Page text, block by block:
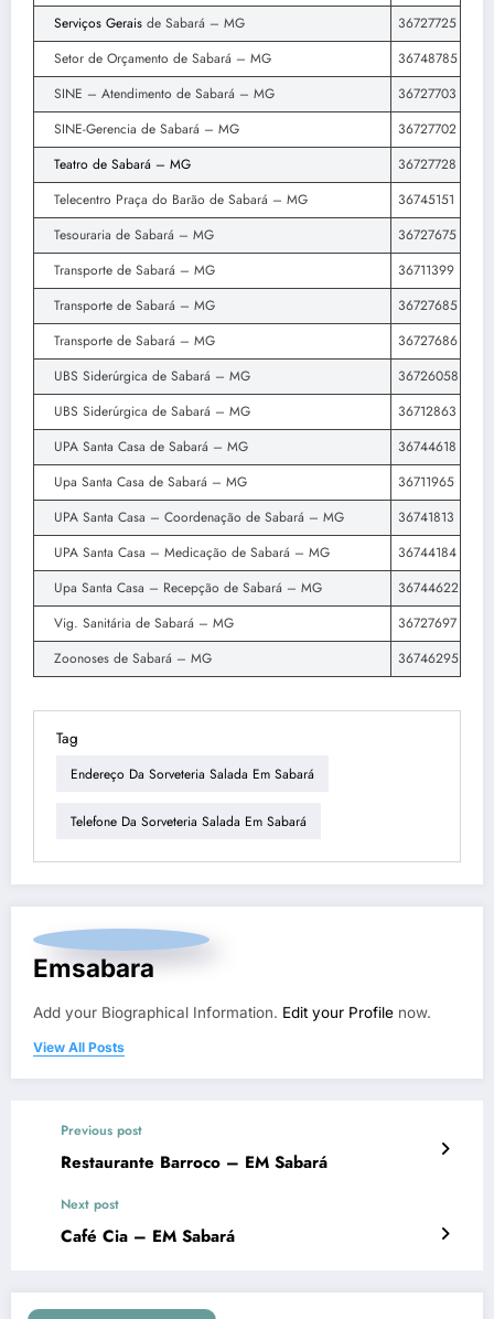
Serviços Gerais de Sabará – MG
36727725
Setor de Orçamento de Sabará – MG
36748785
SINE – Atendimento de Sabará – MG
36727703
SINE-Gerencia de Sabará – MG
36727702
Teatro de Sabará – MG
36727728
Telecentro Praça do Barão de Sabará – MG
36745151
Tesouraria de Sabará – MG
36727675
Transporte de Sabará – MG
36711399
Transporte de Sabará – MG
36727685
Transporte de Sabará – MG
36727686
UBS Siderúrgica de Sabará – MG
36726058
UBS Siderúrgica de Sabará – MG
36712863
UPA Santa Casa de Sabará – MG
36744618
Upa Santa Casa de Sabará – MG
36711965
UPA Santa Casa – Coordenação de Sabará – MG
36741813
UPA Santa Casa – Medicação de Sabará – MG
36744184
Upa Santa Casa – Recepção de Sabará – MG
36744622
Vig. Sanitária de Sabará – MG
36727697
Zoonoses de Sabará – MG
36746295
Tag
Endereço Da Sorveteria Salada Em Sabará
Telefone Da Sorveteria Salada Em Sabará
Emsabara
Add your Biographical Information. Edit your Profile now.
View All Posts
Previous post
Restaurante Barroco – EM Sabará
Next post
Café Cia – EM Sabará